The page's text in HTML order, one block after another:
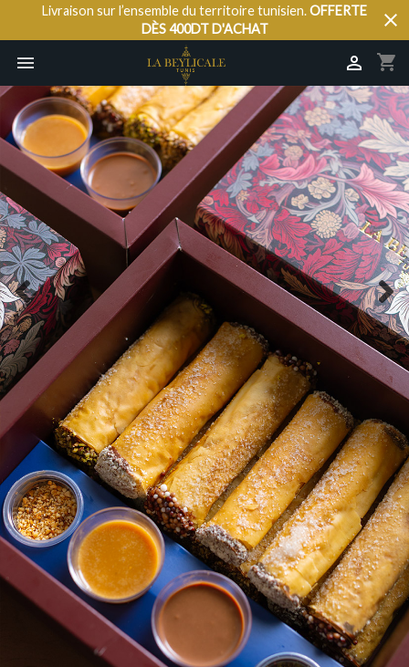
Livraison sur l’ensemble du territoire tunisien.OFFERTE
DÈS 400DT D'ACHAT
close

shopping_cart

Previous
slide